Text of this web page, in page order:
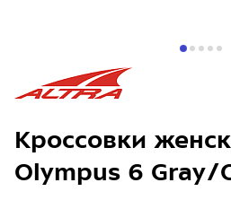
Кроссовки
Olympus 6 Gray/